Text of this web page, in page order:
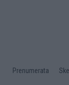
Desktop
Prenumerata